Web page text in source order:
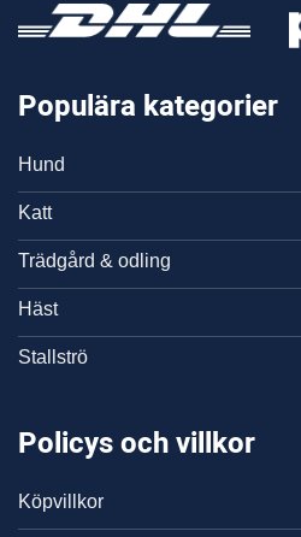
Populära kategorier
Hund
Katt
Trädgård & odling
Häst
Stallströ
Policys och villkor
Köpvillkor